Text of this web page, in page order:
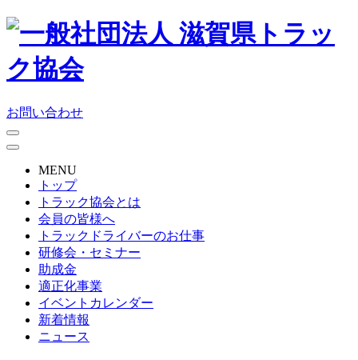
お問い合わせ
MENU
トップ
トラック協会とは
会員の皆様へ
トラックドライバーのお仕事
研修会・セミナー
助成金
適正化事業
イベントカレンダー
新着情報
ニュース